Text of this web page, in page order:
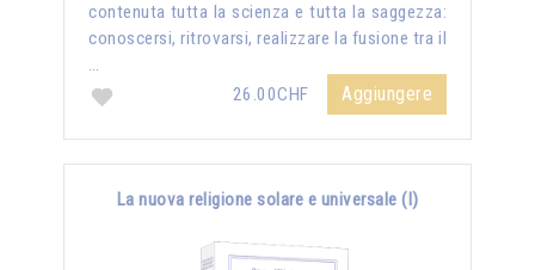
contenuta tutta la scienza e tutta la saggezza:
conoscersi, ritrovarsi, realizzare la fusione tra il
…
26.00CHF
Aggiungere
La nuova religione solare e universale (I)